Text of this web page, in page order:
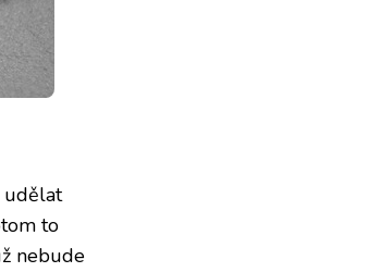
udělat
to
nebude